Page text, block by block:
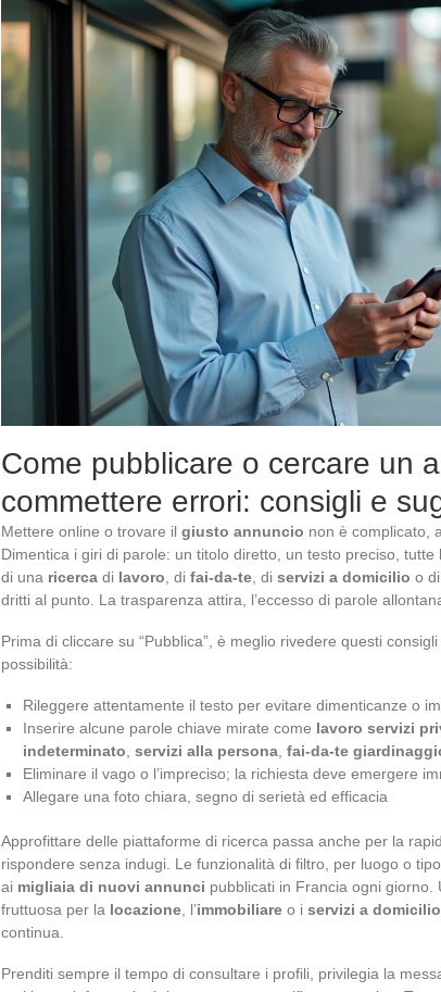
Come pubblicare o cercare un
commettere errori: consigli e
Mettere online o trovare il giusto annuncio non è complicato,
Dimentica i giri di parole: un titolo diretto, un testo preciso,
di una ricerca di lavoro , di fai-da-te , di servizi a domicilio o
dritti al punto. La trasparenza attira, l’eccesso di parole
Prima di cliccare su “Pubblica”, è meglio rivedere questi
possibilità:
Rileggere attentamente il testo per evitare dimenticanze o
Inserire alcune parole chiave mirate come lavoro servizi
indeterminato servizi alla persona fai-da-te
Eliminare il vago o l’impreciso; la richiesta deve emergere
Allegare una foto chiara, segno di serietà ed efficacia
Approfittare delle piattaforme di ricerca passa anche per la
rispondere senza indugi. Le funzionalità di filtro, per luogo o
ai migliaia di nuovi annunci pubblicati in Francia ogni giorno.
fruttuosa per la locazione , l’immobiliare o i servizi a domicilio
continua.
Prenditi sempre il tempo di consultare i profili, privilegia la